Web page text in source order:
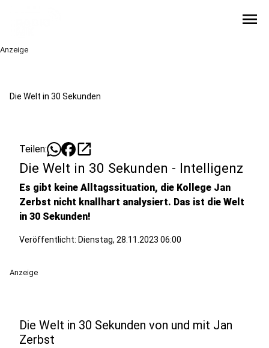
menu
Anzeige
Die Welt in 30 Sekunden
Teilen: open_in_new
Die Welt in 30 Sekunden - Intelligenz
Es gibt keine Alltagssituation, die Kollege Jan
Zerbst nicht knallhart analysiert. Das ist die Welt
in 30 Sekunden!
Veröffentlicht: Dienstag, 28.11.2023 06:00
Anzeige
Die Welt in 30 Sekunden von und mit Jan
Zerbst